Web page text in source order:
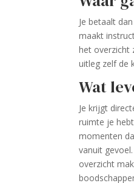
Je betaalt
maakt
het overzicht
uitleg zelf de
Wat
Je krijgt
ruimte je
momenten
vanuit
overzicht